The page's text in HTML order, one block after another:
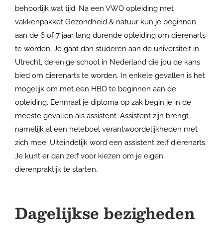
behoorlijk wat tijd. Na een VWO opleiding met
vakkenpakket Gezondheid & natuur kun je beginnen
aan de 6 of 7 jaar lang durende opleiding om dierenarts
te worden. Je gaat dan studeren aan de universiteit in
Utrecht, de enige school in Nederland die jou de kans
bied om dierenarts te worden. In enkele gevallen is het
mogelijk om met een HBO te beginnen aan de
opleiding. Eenmaal je diploma op zak begin je in de
meeste gevallen als assistent. Assistent zijn brengt
namelijk al een heleboel verantwoordelijkheden met
zich mee. Uiteindelijk word een assistent zelf dierenarts.
Je kunt er dan zelf voor kiezen om je eigen
dierenpraktijk te starten.
Dagelijkse bezigheden